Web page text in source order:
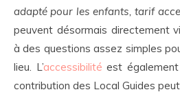
adapté pour les enfants, tarif
peuvent désormais directement
à des questions assez simples
lieu. L’accessibilité est
contribution des Local Guides